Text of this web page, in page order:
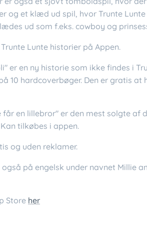
og et klæd ud spil, hvor Trunte Lunte
ud som f.eks. cowboy og
Lunte historier på Appen.
er en ny historie som ikke findes i
10 hardcoverbøger. Den er gratis at
får en lillebror" er den mest solgte af
tilkøbes i appen.
og uden reklamer.
på engelsk under navnet Millie
Store her